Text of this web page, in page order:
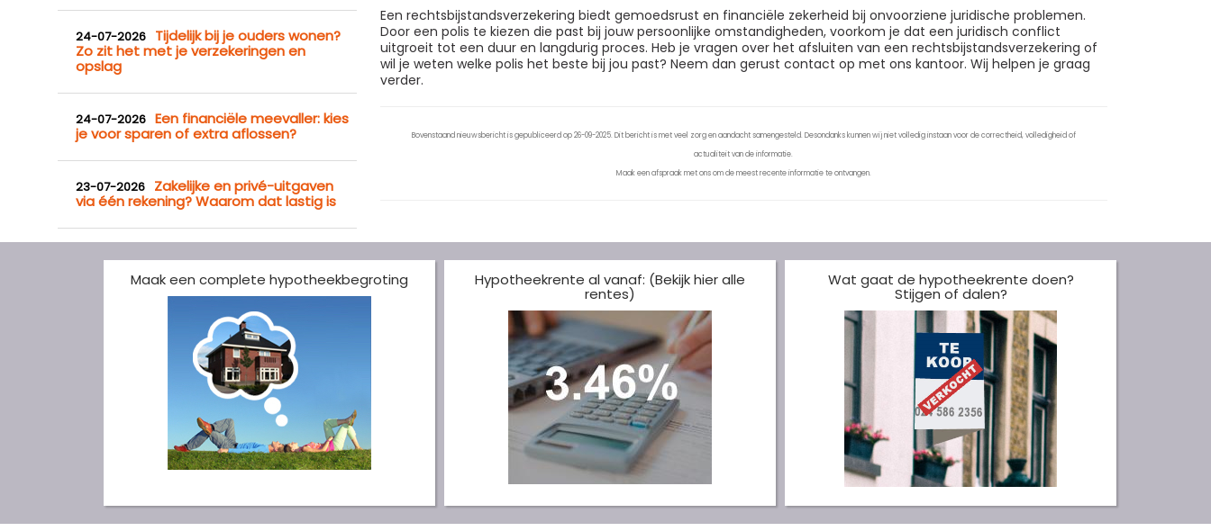
24-07-2026
Tijdelijk bij je ouders wonen?
Zo zit het met je verzekeringen en
opslag
24-07-2026 Een financiële meevaller: kies
je voor sparen of extra aflossen?
23-07-2026
Zakelijke en privé-uitgaven
via één rekening? Waarom dat lastig is
Een rechtsbijstandsverzekering biedt gemoedsrust en financiële zekerheid bij onvoorziene juridische problemen.
Door een polis te kiezen die past bij jouw persoonlijke omstandigheden, voorkom je dat een juridisch conflict
uitgroeit tot een duur en langdurig proces. Heb je vragen over het afsluiten van een rechtsbijstandsverzekering of
wil je weten welke polis het beste bij jou past? Neem dan gerust contact op met ons kantoor. Wij helpen je graag
verder.
Bovenstaand nieuwsbericht is gepubliceerd op 26-09-2025. Dit bericht is met veel zorg en aandacht samengesteld. Desondanks kunnen wij niet volledig instaan voor de correctheid, volledigheid of
actualiteit van de informatie.
Maak een afspraak met ons om de meest recente informatie te ontvangen.
Maak een complete hypotheekbegroting Hypotheekrente al vanaf: (Bekijk hier alle
rentes)
Wat gaat de hypotheekrente doen?
Stijgen of dalen?